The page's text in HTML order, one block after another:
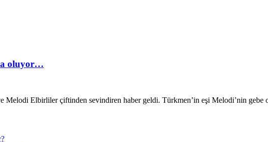
oluyor…
Melodi Elbirliler çiftinden sevindiren haber geldi. Türkmen’in eşi Melodi’nin